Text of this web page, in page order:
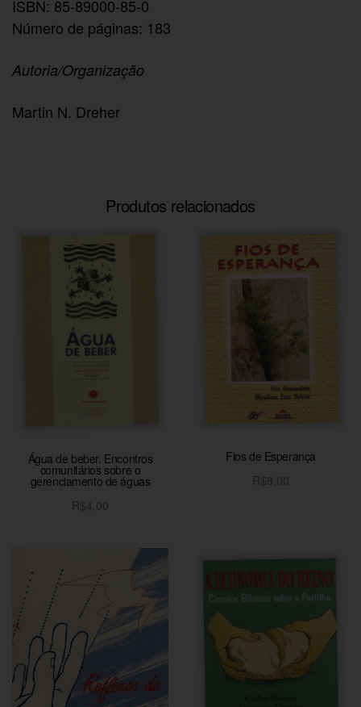
ISBN: 85-89000-85-0
Número de páginas: 183
Autoria/Organização
Martin N. Dreher
Produtos relacionados
Água de beber. Encontros
comunitários sobre o
gerenciamento de águas
R$4,00
Fios de Esperança
R$8,00